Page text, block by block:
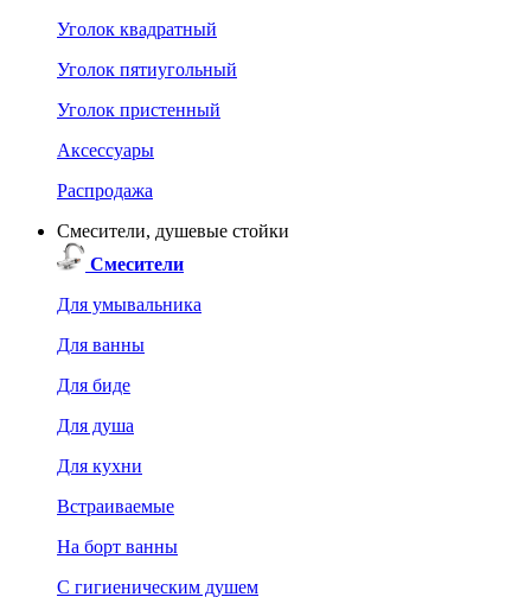
Уголок квадратный
Уголок пятиугольный
Уголок пристенный
Аксессуары
Распродажа
Смесители, душевые стойки
Смесители
Для умывальника
Для ванны
Для биде
Для душа
Для кухни
Встраиваемые
На борт ванны
C гигиеническим душем